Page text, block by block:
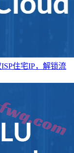
住宅IP，解锁流